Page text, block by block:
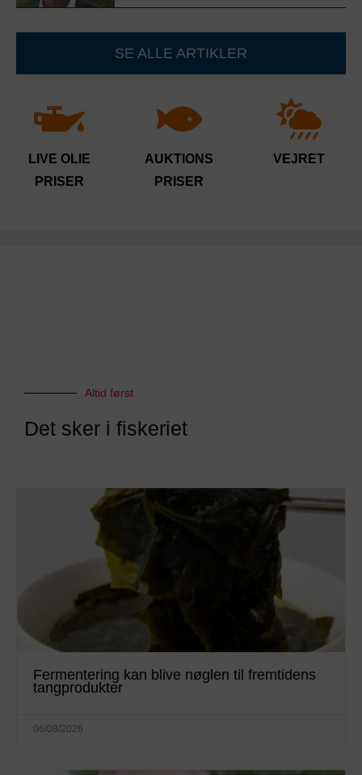
SE ALLE ARTIKLER
LIVE OLIE
PRISER
AUKTIONS
PRISER
VEJRET
Altid først
Det sker i fiskeriet
Fermentering kan blive nøglen til fremtidens
tangprodukter
06/08/2026